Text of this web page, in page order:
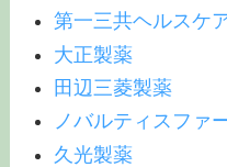
第一三共ヘルスケ
大正製薬
田辺三菱製薬
ノバルティスファ
久光製薬